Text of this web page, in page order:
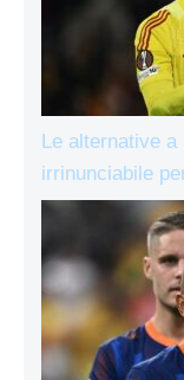
Le alternative
irrinunciabile